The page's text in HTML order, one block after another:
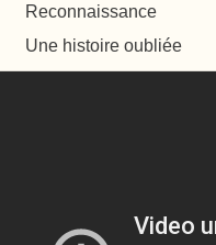
Reconnaissance
Une histoire oubliée